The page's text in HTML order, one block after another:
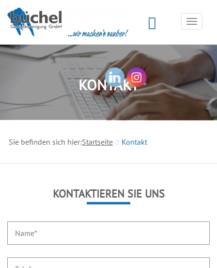
Toggle
KONTAKT
Sie befinden sich hier:Startseite Kontakt
KONTAKTIEREN SIE UNS